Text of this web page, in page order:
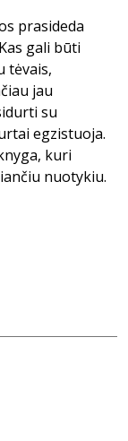
prasideda
gali būti
tėvais,
jau
su
egzistuoja.
kuri
nuotykiu.